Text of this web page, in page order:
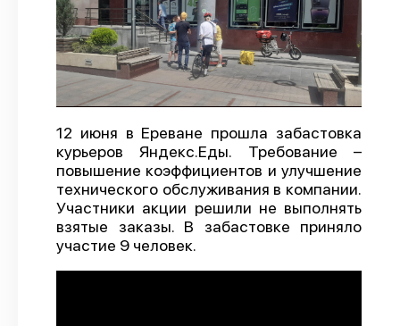
Отчеты
Предложить публикацию
Справочник
API
О проекте
Политика конфиденциальности
12 июня в Ереване прошла забастовка
курьеров Яндекс.Еды. Требование –
повышение коэффициентов и улучшение
технического обслуживания в компании.
Участники акции решили не выполнять
взятые заказы. В забастовке приняло
участие 9 человек.